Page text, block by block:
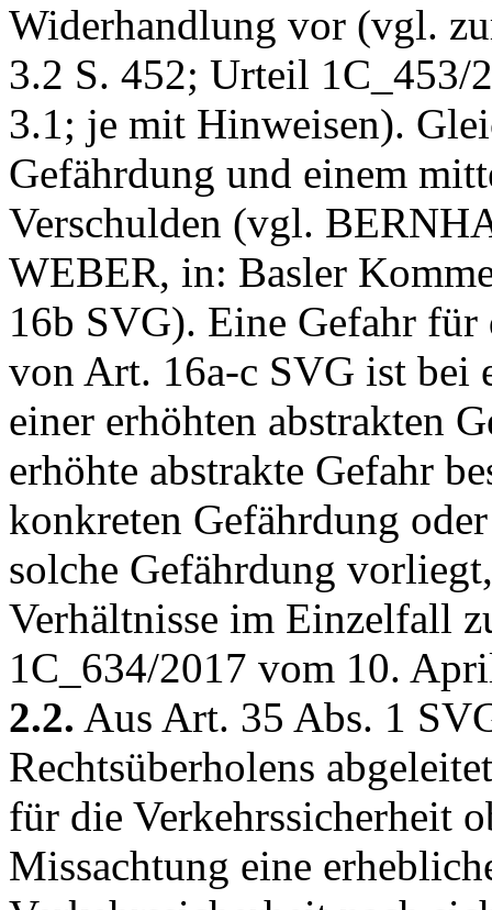
Widerhandlung vor (vgl.
3.2 S. 452; Urteil 1C_453/
3.1; je mit Hinweisen).
Gefährdung und einem
Verschulden (vgl.
WEBER, in: Basler
16b SVG). Eine Gefahr für
von Art. 16a-c SVG ist bei
einer erhöhten abstrakten
erhöhte abstrakte Gefahr
konkreten Gefährdung
solche Gefährdung
Verhältnisse im Einzelfall
1C_634/2017 vom 10.
2.2. Aus Art. 35 Abs. 1
Rechtsüberholens
für die Verkehrssicherheit
Missachtung eine